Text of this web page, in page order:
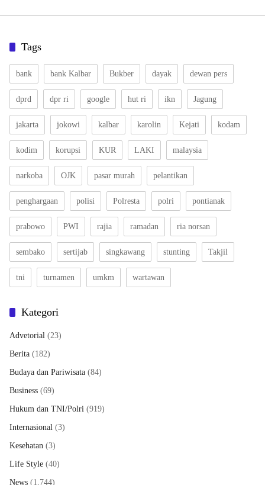
Tags
bank bank Kalbar Bukber dayak dewan pers
dprd dpr ri google hut ri ikn Jagung
jakarta jokowi kalbar karolin Kejati kodam
kodim korupsi KUR LAKI malaysia
narkoba OJK pasar murah pelantikan
penghargaan polisi Polresta polri pontianak
prabowo PWI rajia ramadan ria norsan
sembako sertijab singkawang stunting Takjil
tni turnamen umkm wartawan
Kategori
Advetorial (23)
Berita (182)
Budaya dan Pariwisata (84)
Business (69)
Hukum dan TNI/Polri (919)
Internasional (3)
Kesehatan (3)
Life Style (40)
News (1,744)